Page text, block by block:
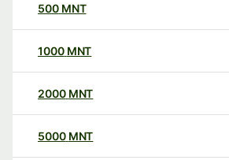
500 MNT
1000 MNT
2000 MNT
5000 MNT